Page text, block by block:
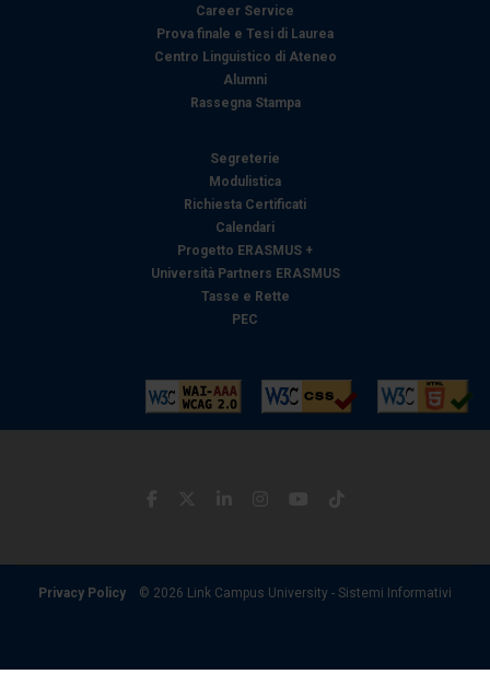
Career Service
Prova finale e Tesi di Laurea
Centro Linguistico di Ateneo
Alumni
Rassegna Stampa
Segreterie
Modulistica
Richiesta Certificati
Calendari
Progetto ERASMUS +
Università Partners ERASMUS
Tasse e Rette
PEC
Privacy Policy © 2026 Link Campus University - Sistemi Informativi